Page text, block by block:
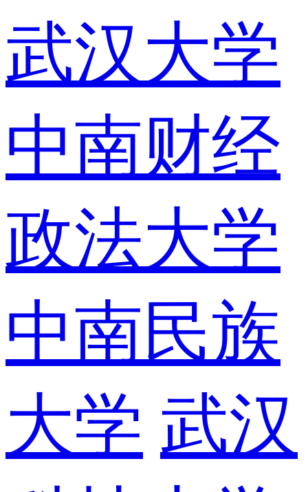
武汉大学
中南财经
政法大学
中南民族
大学 武汉